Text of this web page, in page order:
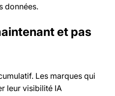
données.
et pas
Les marques qui
leur visibilité IA